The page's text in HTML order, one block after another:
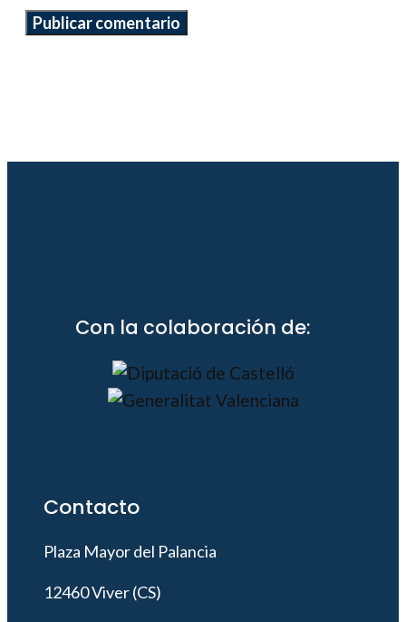
Con la colaboración de:
Contacto
Plaza Mayor del Palancia
12460 Viver (CS)